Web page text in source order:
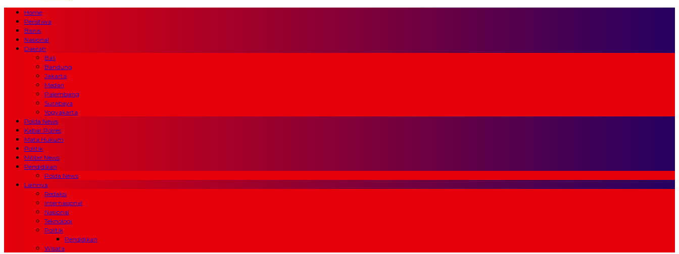
Home
Peristiwa
Bisnis
Nasional
Daerah
Bali
Bandung
Jakarta
Medan
Palembang
Surabaya
Yogyakarta
Polda News
Kabar Polres
Mata Hukum
Politik
Militer News
Pendidikan
Polda News
Lainnya
Redaksi
Internasional
Nasional
Teknologi
Politik
Pendidikan
Wisata